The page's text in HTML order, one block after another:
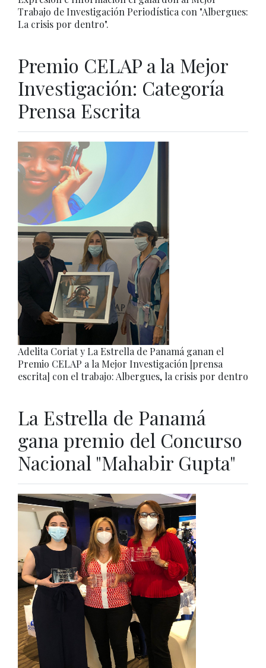
Trabajo de Investigación Periodística con "Albergues:
La crisis por dentro".
Premio CELAP a la Mejor
Investigación: Categoría
Prensa Escrita
Adelita Coriat y La Estrella de Panamá ganan el
Premio CELAP a la Mejor Investigación [prensa
escrita] con el trabajo: Albergues, la crisis por dentro
La Estrella de Panamá
gana premio del Concurso
Nacional "Mahabir Gupta"